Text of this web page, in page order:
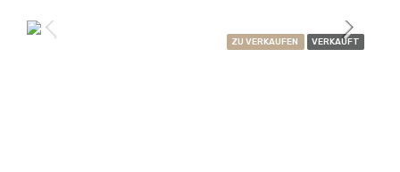
ZU VERKAUFEN VERKAUFT